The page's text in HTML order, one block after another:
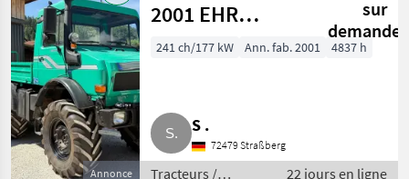
Annonce
2001 EHR
Vollagrar U1600
sur
demande
241 ch/177 kW Ann. fab. 2001 4837 h
S .
72479 Straßberg
Tracteurs /
22 jours en ligne